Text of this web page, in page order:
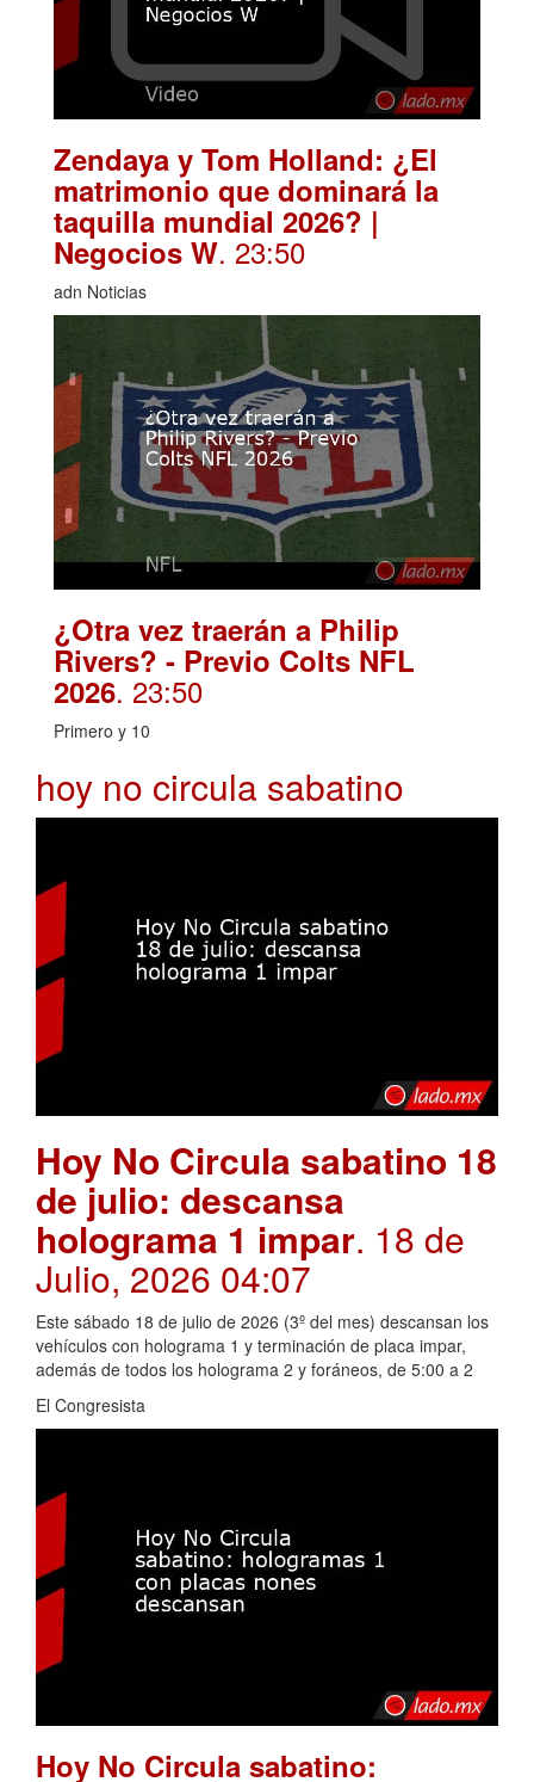
Zendaya y Tom Holland: ¿El
matrimonio que dominará la
taquilla mundial 2026? |
Negocios W. 23:50
adn Noticias
¿Otra vez traerán a Philip
Rivers? - Previo Colts NFL
2026. 23:50
Primero y 10
hoy no circula sabatino
Hoy No Circula sabatino 18
de julio: descansa
holograma 1 impar. 18 de
Julio, 2026 04:07
Este sábado 18 de julio de 2026 (3º del mes) descansan los
vehículos con holograma 1 y terminación de placa impar,
además de todos los holograma 2 y foráneos, de 5:00 a 2
El Congresista
Hoy No Circula sabatino: